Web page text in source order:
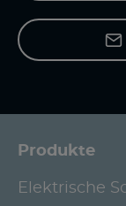
Produkte
Elektrische